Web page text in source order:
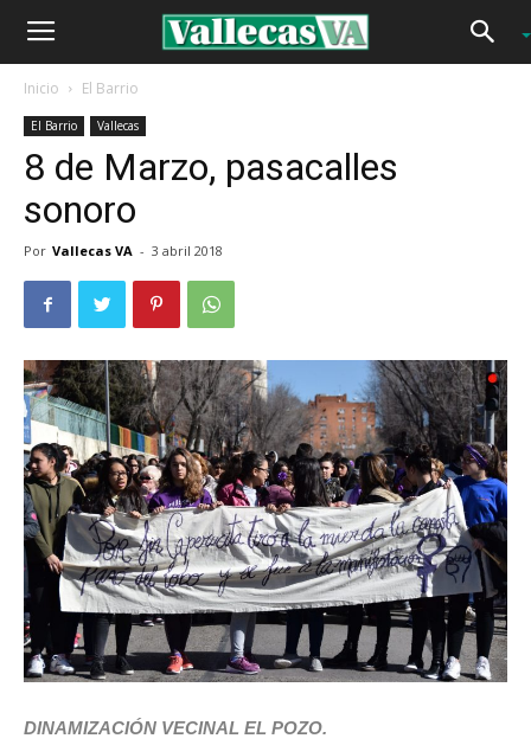
Inicio El Barrio
El Barrio Vallecas
8 de Marzo, pasacalles
sonoro
Por Vallecas VA - 3 abril 2018
DINAMIZACIÓN VECINAL EL POZO.